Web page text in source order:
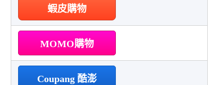
蝦皮購物
MOMO購物
Coupang 酷澎